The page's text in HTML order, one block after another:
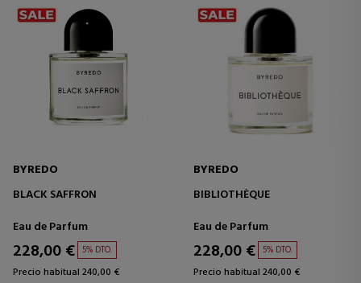
BYREDO
BLACK SAFFRON
Eau de Parfum
228,00 € 5% DTO.
Precio habitual 240,00 €
BYREDO
BIBLIOTHÈQUE
Eau de Parfum
228,00 € 5% DTO.
Precio habitual 240,00 €